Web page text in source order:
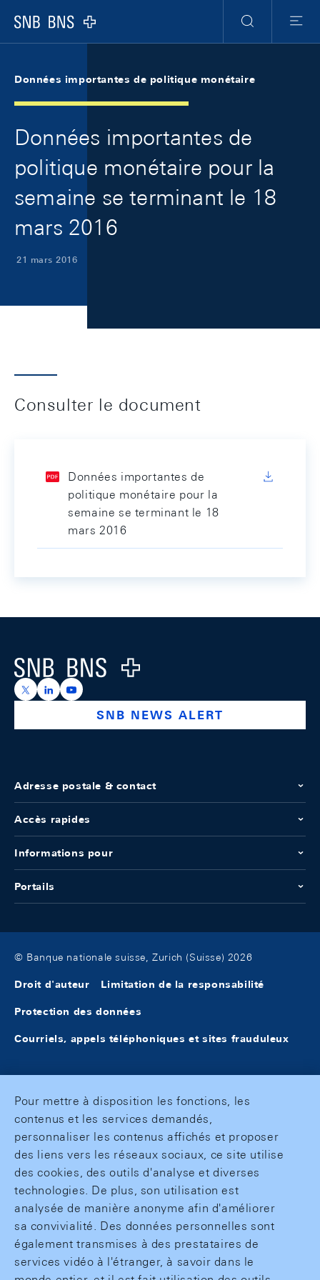
Logo
RechercheMenu
Données importantes de politique monétaire
Données importantes de
politique monétaire pour la
semaine se terminant le 18
mars 2016
21 mars 2016
Consulter le document
Données importantes de
politique monétaire pour la
semaine se terminant le 18
mars 2016
Logo
https://x.com/snb_bns
https://ch.linkedin.com/company/swiss-national-
https://www.youtube.com/@swissnationalbank
SNB NEWS ALERT
Adresse postale & contact
Accès rapides
Informations pour
Portails
© Banque nationale suisse, Zurich (Suisse) 2026
Droit d'auteur Limitation de la responsabilité
Protection des données
Courriels, appels téléphoniques et sites frauduleux
Pour mettre à disposition les fonctions, les
contenus et les services demandés,
personnaliser les contenus affichés et proposer
des liens vers les réseaux sociaux, ce site utilise
des cookies, des outils d'analyse et diverses
technologies. De plus, son utilisation est
analysée de manière anonyme afin d'améliorer
sa convivialité. Des données personnelles sont
également transmises à des prestataires de
services vidéo à l'étranger, à savoir dans le